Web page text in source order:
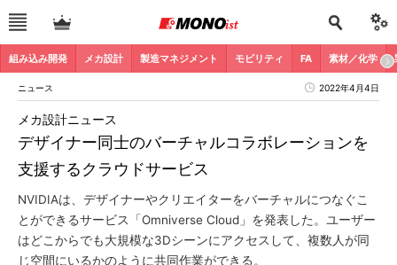
組み込み開発 メカ設計 製造マネジメント モビリティ FA 素材／化学
ニュース 2022年4月4日
デザイナー同士のバーチャルコラボレーションを
支援するクラウドサービス
メカ設計ニュース
NVIDIAは、デザイナーやクリエイターをバーチャルにつなぐこ
とができるサービス「Omniverse Cloud」を発表した。ユーザー
はどこからでも大規模な3Dシーンにアクセスして、複数人が同
じ空間にいるかのように共同作業ができる。